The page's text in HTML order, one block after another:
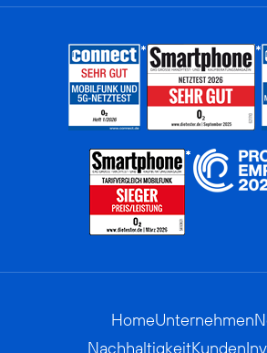
HomeUnternehmen
NachhaltigkeitKunden